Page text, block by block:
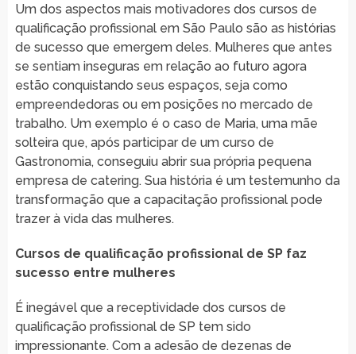
Um dos aspectos mais motivadores dos cursos de
qualificação profissional em São Paulo são as histórias
de sucesso que emergem deles. Mulheres que antes
se sentiam inseguras em relação ao futuro agora
estão conquistando seus espaços, seja como
empreendedoras ou em posições no mercado de
trabalho. Um exemplo é o caso de Maria, uma mãe
solteira que, após participar de um curso de
Gastronomia, conseguiu abrir sua própria pequena
empresa de catering. Sua história é um testemunho da
transformação que a capacitação profissional pode
trazer à vida das mulheres.
Cursos de qualificação profissional de SP faz
sucesso entre mulheres
É inegável que a receptividade dos cursos de
qualificação profissional de SP tem sido
impressionante. Com a adesão de dezenas de